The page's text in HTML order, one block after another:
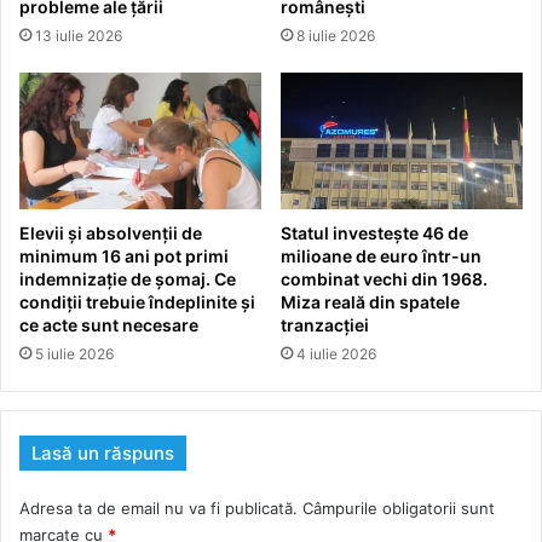
probleme ale țării
13 iulie 2026
românești
8 iulie 2026
Elevii și absolvenții de
minimum 16 ani pot primi
indemnizație de șomaj. Ce
condiții trebuie îndeplinite și
ce acte sunt necesare
5 iulie 2026
Statul investește 46 de
milioane de euro într-un
combinat vechi din 1968.
Miza reală din spatele
tranzacției
4 iulie 2026
Lasă un răspuns
Adresa ta de email nu va fi publicată. Câmpurile obligatorii sunt
marcate cu *